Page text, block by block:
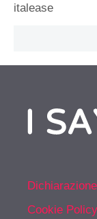
italease
Cookie